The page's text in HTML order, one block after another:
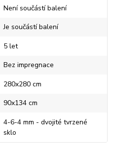
Není součástí balení
Je součástí balení
5 let
Bez impregnace
280x280 cm
90x134 cm
4-6-4 mm - dvojité tvrzené
sklo